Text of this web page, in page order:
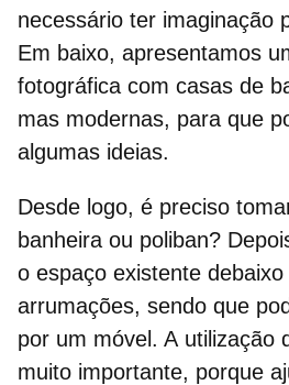
necessário ter imaginação
Em baixo, apresentamos
fotográfica com casas de
mas modernas, para que
algumas ideias.
Desde logo, é preciso
banheira ou poliban?
o espaço existente
arrumações, sendo que
por um móvel. A utilização
muito importante, porque